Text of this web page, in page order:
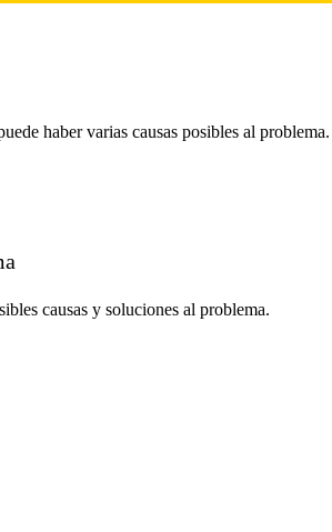
haber varias causas posibles al problema.
causas y soluciones al problema.